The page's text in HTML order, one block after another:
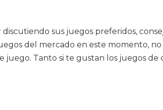
sus juegos preferidos,
del mercado en este momento,
Tanto si te gustan los juegos